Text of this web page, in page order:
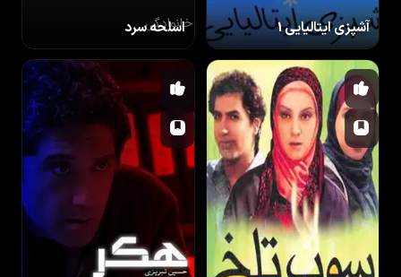
آشپزی ایتالیایی 1
ایرانی
پخت انواع غذاهای ایتالیایی
آموزشی
اسلحه سرد
خانوادگی